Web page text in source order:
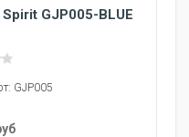
GJP005-BLUE
GJP005